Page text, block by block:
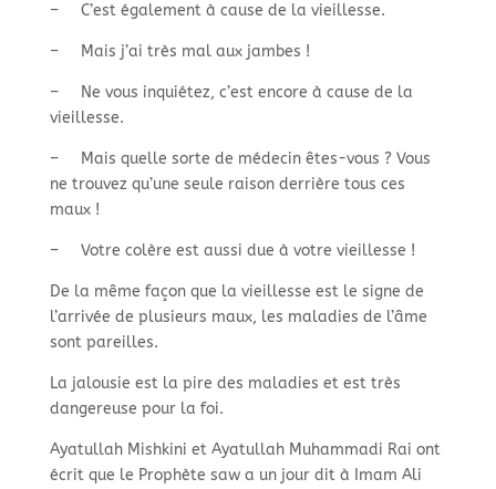
–C’est également à cause de la vieillesse.
–Mais j’ai très mal aux jambes !
–Ne vous inquiétez, c’est encore à cause de la
vieillesse.
–Mais quelle sorte de médecin êtes-vous ? Vous
ne trouvez qu’une seule raison derrière tous ces
maux !
–Votre colère est aussi due à votre vieillesse !
De la même façon que la vieillesse est le signe de
l’arrivée de plusieurs maux, les maladies de l’âme
sont pareilles.
La jalousie est la pire des maladies et est très
dangereuse pour la foi.
Ayatullah Mishkini et Ayatullah Muhammadi Rai ont
écrit que le Prophète saw a un jour dit à Imam Ali